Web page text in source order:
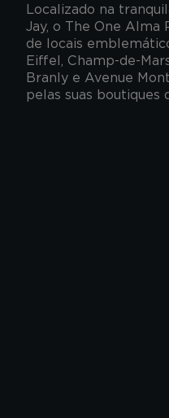
Localizado na
Jay, o The One Alma
de locais
Eiffel, Champ-de-
Branly e Avenue
pelas suas boutiques